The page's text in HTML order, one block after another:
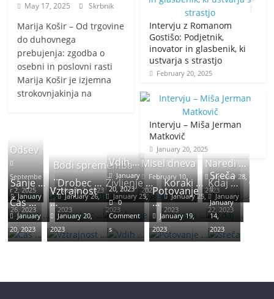
May 17, 2025 Skrbnik
Marija Košir – Od trgovine
do duhovnega
prebujenja: zgodba o
osebni in poslovni rasti
Marija Košir je izjemna
strokovnjakinja na
Intervju z Romanom
Gostišo: Podjetnik,
inovator in glasbenik, ki
ustvarja s strastjo
February 20, 2025
Intervju – Miša Jerman
Matkovič
January 20, 2025
Odsev
Septembe
r 2, 2025
Bodi sprememba
…
March 2, 2023
Misel dneva
February 10,
2023
Naredi …
January 28,
2023
Sanje …
January
26, 2023
Drobec …
January 26,
2023
Življenje …
January 25,
2023
Koraki …
January 25,
2023
Kdaj …
January
22, 2023
!
r
0
2
Čas …
January
20, 2023
Vztrajnost
…
January 20,
2023
Vdih …
January
20, 2023
0
Comment
s
Potovanje
…
January 19,
2023
Sreča
January
14,
2023